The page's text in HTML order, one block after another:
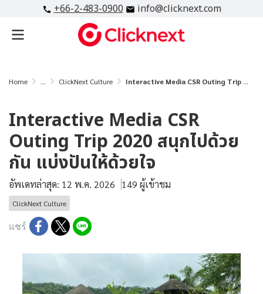
+66-2-483-0900 info@clicknext.com
Home ... ClickNext Culture Interactive Media CSR Outing Trip 2020 สนุกไปด้วยกัน แบ่งปันให้ด้วยใจ
Interactive Media CSR
Outing Trip 2020 สนุกไปด้วย
กัน แบ่งปันให้ด้วยใจ
อัพเดทล่าสุด: 12 พ.ค. 2026 149 ผู้เข้าชม
ClickNext Culture
แชร์